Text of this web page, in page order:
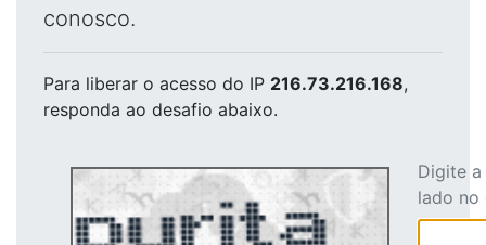
conosco.
Para liberar o acesso do IP 216.73.216.168,
responda ao desafio abaixo.
Digite
lado no